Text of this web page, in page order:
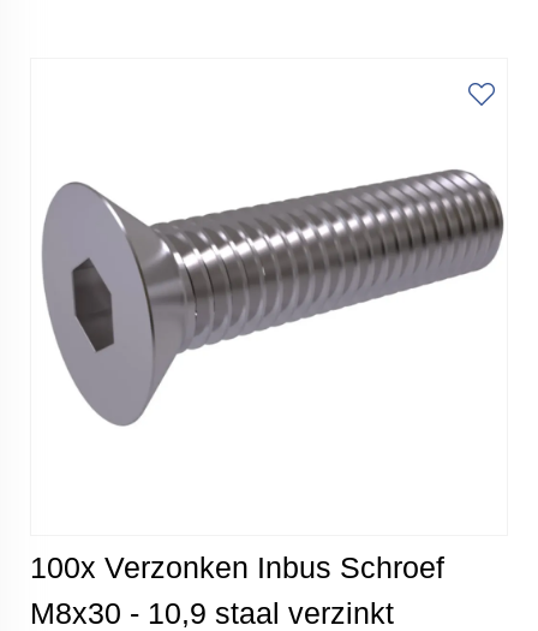
100x Verzonken Inbus Schroef
M8x30 - 10,9 staal verzinkt